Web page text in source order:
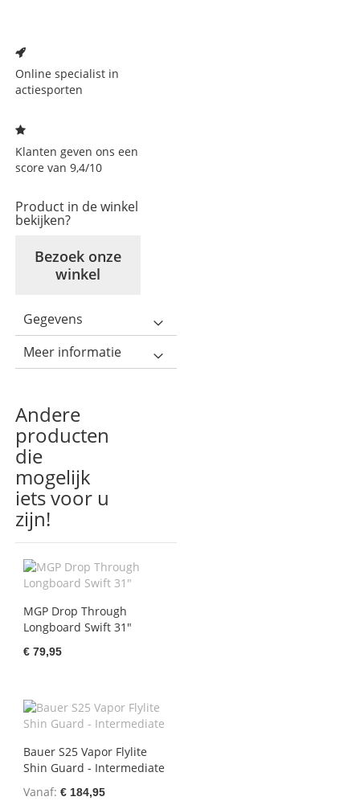
verlanglijst
Online specialist in
actiesporten
Klanten geven ons een
score van 9,4/10
Product in de winkel
bekijken?
Bezoek onze
winkel
Gegevens
Meer informatie
Andere
producten
die
mogelijk
iets voor u
zijn!
MGP Drop Through
Longboard Swift 31"
€ 79,95
Bauer S25 Vapor Flylite
Shin Guard - Intermediate
Vanaf € 184,95